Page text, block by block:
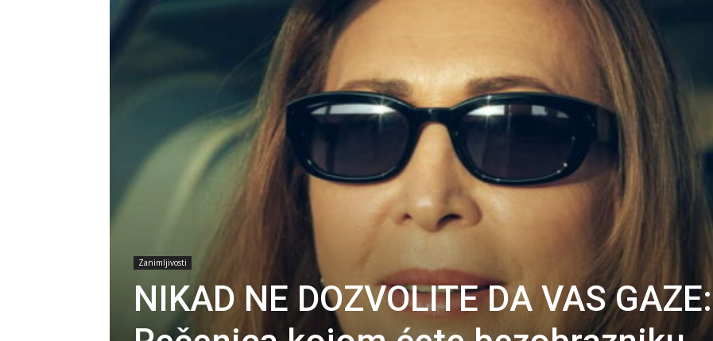
Zanimljivosti
NIKAD NE DOZVOLITE DA VAS GAZE: